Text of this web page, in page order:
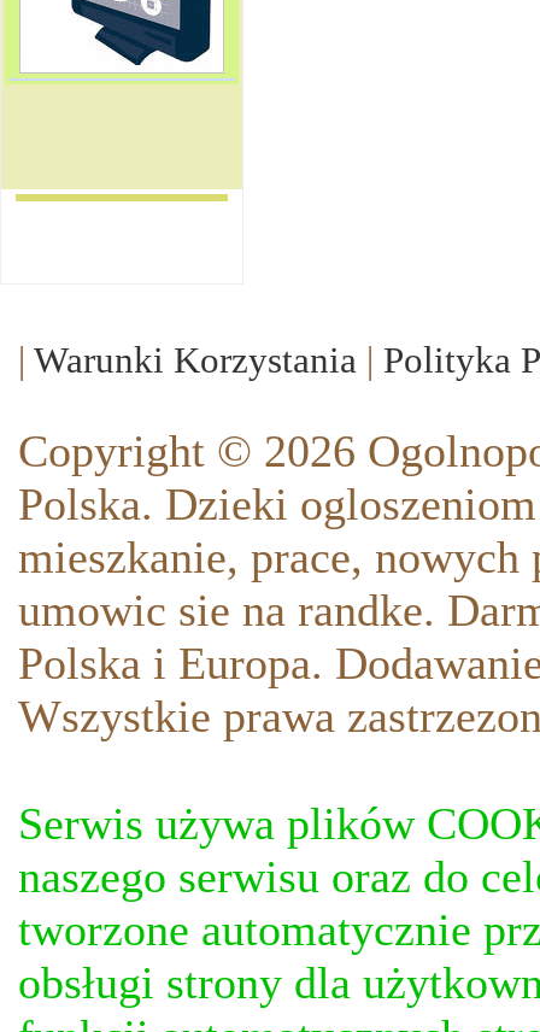
| Warunki Korzystania | Polityka
Copyright © 2026
Polska. Dzieki
mieszkanie, prace,
umowic sie na randke.
Polska i Europa.
Wszystkie prawa
Serwis używa plików
naszego serwisu oraz do
tworzone automatycznie
obsługi strony dla